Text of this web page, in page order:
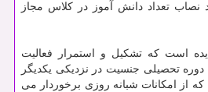
نصاب تعداد دانش آموز در کلاس مجاز
است که تشکیل و استمرار فعالیت
تحصیلی جنسیت در نزدیکی یکدیگر
از امکانات شبانه روزی برخوردار می